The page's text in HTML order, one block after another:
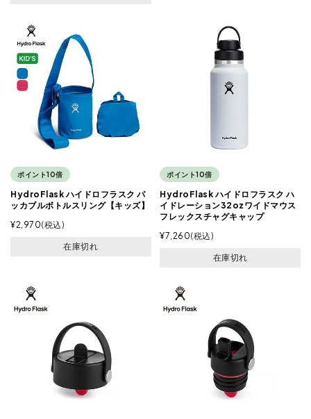
ポイント10倍
HydroFlask ハイドロフラスク パ
ッカブルボトルスリング【キッズ】
¥2,970 税込
在庫切れ
ポイント10倍
HydroFlask ハイドロフラスク ハ
イドレーション32ozワイドマウス
フレックスチャグキャップ
¥7,260 税込
在庫切れ